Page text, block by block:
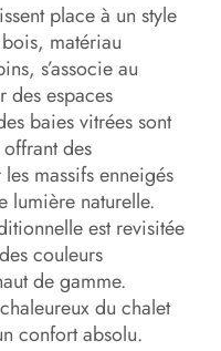
place à un style
matériau
s’associe au
des espaces
baies vitrées sont
des
massifs enneigés
lumière naturelle.
est revisitée
couleurs
de gamme.
du chalet
confort absolu.